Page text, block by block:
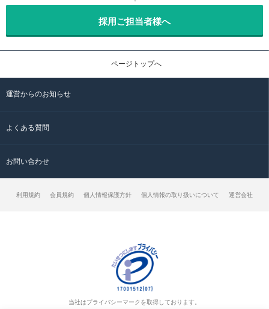
採用ご担当者様へ
ページトップへ
運営からのお知らせ
よくある質問
お問い合わせ
利用規約 会員規約 個人情報保護方針 個人情報の取り扱いについて 運営会社
当社はプライバシーマークを取得しております。